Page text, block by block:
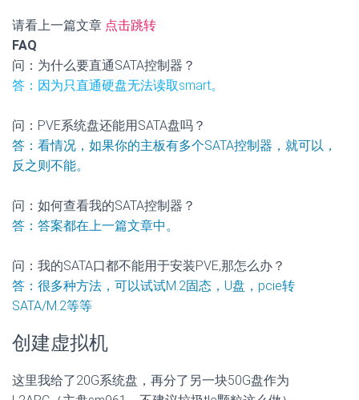
请看上一篇文章 点击跳转
FAQ
问：为什么要直通SATA控制器？
答：因为只直通硬盘无法读取smart。
问：PVE系统盘还能用SATA盘吗？
答：看情况，如果你的主板有多个SATA控制器，就可以，
反之则不能。
问：如何查看我的SATA控制器？
答：答案都在上一篇文章中。
问：我的SATA口都不能用于安装PVE,那怎么办？
答：很多种方法，可以试试M.2固态，U盘，pcie转
SATA/M.2等等
创建虚拟机
这里我给了20G系统盘，再分了另一块50G盘作为